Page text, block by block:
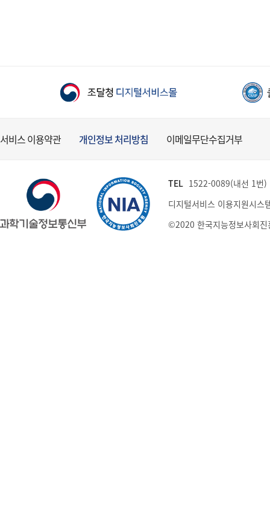
서비스 이용약관 개인정보 처리방침 이메일무단수집거부
TEL 1522-0089(내선 1번
디지털서비스 이용지원시스
©2020 한국지능정보사회진